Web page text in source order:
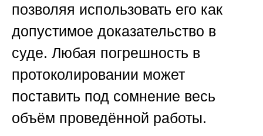
позволяя использовать его как
допустимое доказательство в
суде. Любая погрешность в
протоколировании может
поставить под сомнение весь
объём проведённой работы.